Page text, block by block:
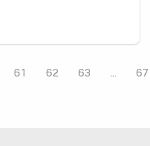
61 62 63 ... 67